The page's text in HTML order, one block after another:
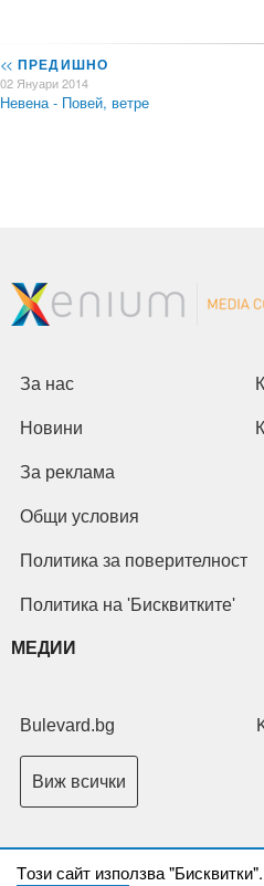
<< ПРЕДИШНО
02 Януари 2014
Невена - Повей, ветре
Tози сайт използва "Бисквитки".
За нас
Новини
За реклама
Общи условия
Политика за поверителност
Политика на 'Бисквитките'
МЕДИИ
Bulevard.bg
Виж всички